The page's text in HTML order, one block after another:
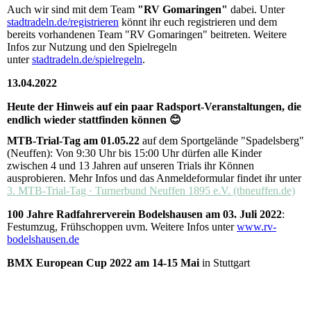
Auch wir sind mit dem Team "RV Gomaringen" dabei. Unter
stadtradeln.de/registrieren könnt ihr euch registrieren und dem
bereits vorhandenen Team "RV Gomaringen" beitreten. Weitere
Infos zur Nutzung und den Spielregeln
unterstadtradeln.de/spielregeln.
13.04.2022
Heute der Hinweis auf ein paar Radsport-Veranstaltungen, die
endlich wieder stattfinden können 😊
MTB-Trial-Tag am 01.05.22 auf dem Sportgelände "Spadelsberg"
(Neuffen): Von 9:30 Uhr bis 15:00 Uhr dürfen alle Kinder
zwischen 4 und 13 Jahren auf unseren Trials ihr Können
ausprobieren. Mehr Infos und das Anmeldeformular findet ihr unter
3. MTB-Trial-Tag · Turnerbund Neuffen 1895 e.V. (tbneuffen.de)
100 Jahre Radfahrerverein Bodelshausen am 03. Juli 2022:
Festumzug, Frühschoppen uvm. Weitere Infos unterwww.rv-
bodelshausen.de
BMX European Cup 2022 am 14-15 Mai in Stuttgart